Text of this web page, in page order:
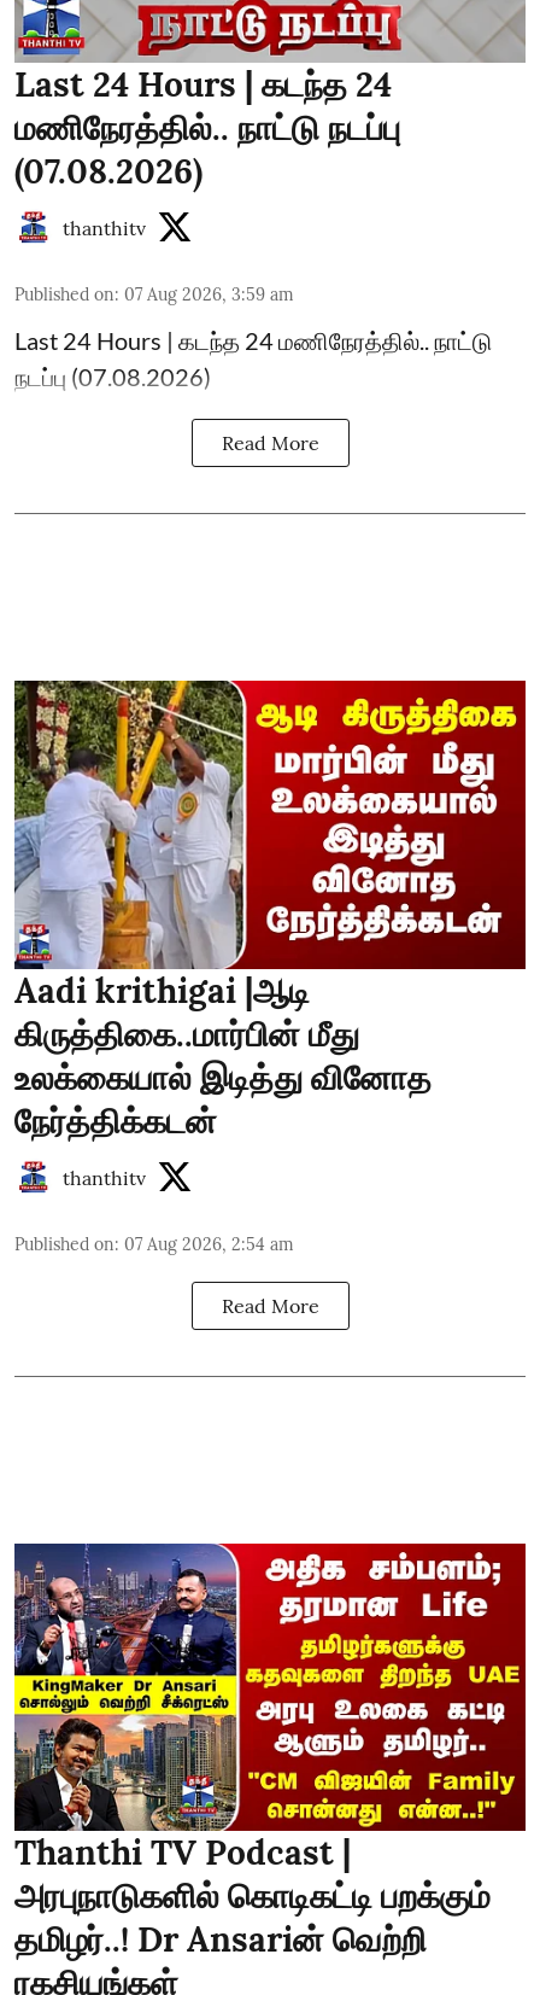
Last 24 Hours | கடந்த 24
மணிநேரத்தில்.. நாட்டு நடப்பு
(07.08.2026)
thanthitv
Published on: 07 Aug 2026, 3:59 am
Last 24 Hours | கடந்த 24 மணிநேரத்தில்.. நாட்டு
நடப்பு (07.08.2026)
Read More
Aadi krithigai |ஆடி
கிருத்திகை..மார்பின் மீது
உலக்கையால் இடித்து வினோத
நேர்த்திக்கடன்
thanthitv
Published on: 07 Aug 2026, 2:54 am
Read More
Thanthi TV Podcast |
அரபுநாடுகளில் கொடிகட்டி பறக்கும்
தமிழர்..! Dr Ansariன் வெற்றி
ரகசியங்கள்